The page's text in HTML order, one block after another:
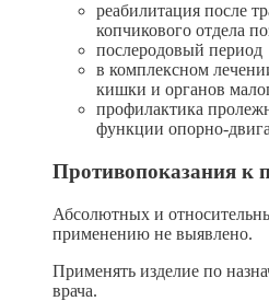
реабилитация после
копчикового отдела
послеродовый период
в комплексном
кишки и органов
профилактика
функции опорно-
Противопоказания к
Абсолютных и
применению не выявлено.
Применять изделие по
врача.